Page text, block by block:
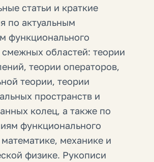
статьи и краткие
по актуальным
функционального
смежных областей: теории
теории операторов,
теории, теории
пространств и
колец, а также по
функционального
механике и
физике. Рукописи